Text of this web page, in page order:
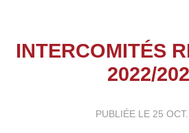
INTERCOMITÉS
2022/
PUBLIÉE LE 25